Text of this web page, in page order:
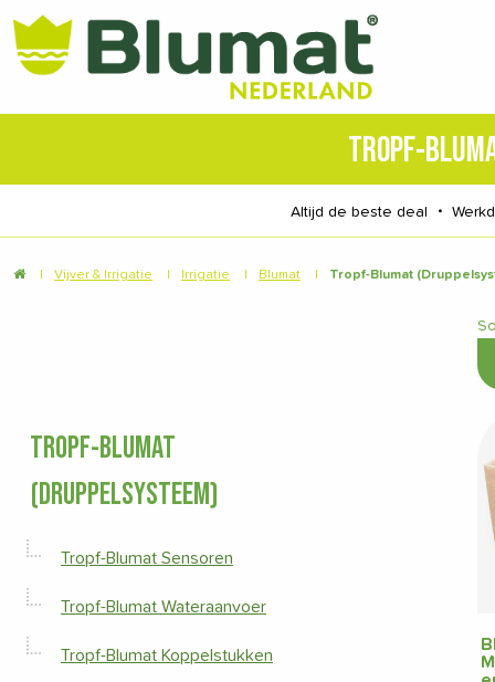
TROPF-
Altijd de beste deal ・
Vijver & Irrigatie Irrigatie Blumat Tropf-Blumat
TROPF-BLUMAT
(DRUPPELSYSTEEM)
Tropf-Blumat Sensoren
Tropf-Blumat Wateraanvoer
Tropf-Blumat Koppelstukken